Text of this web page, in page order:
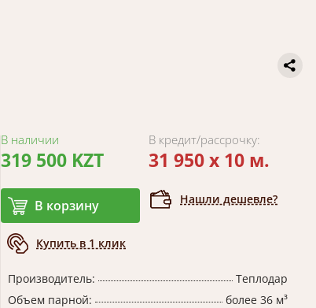
В наличии
319 500 KZT
В корзину
Купить в 1 клик
В кредит/рассрочку:
31 950 x 10 м.
Нашли дешевле?
Производитель:
Теплодар
Объем парной:
более 36 м³